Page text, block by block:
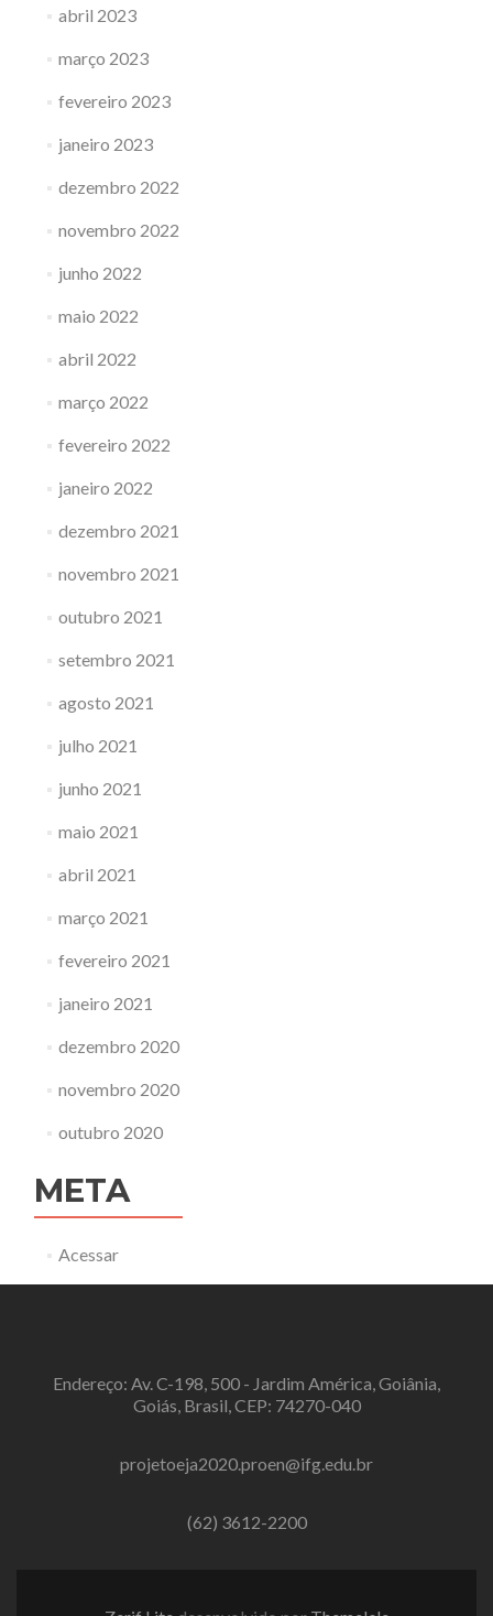
abril 2023
março 2023
fevereiro 2023
janeiro 2023
dezembro 2022
novembro 2022
junho 2022
maio 2022
abril 2022
março 2022
fevereiro 2022
janeiro 2022
dezembro 2021
novembro 2021
outubro 2021
setembro 2021
agosto 2021
julho 2021
junho 2021
maio 2021
abril 2021
março 2021
fevereiro 2021
janeiro 2021
dezembro 2020
novembro 2020
outubro 2020
META
Acessar
Endereço: Av. C-198, 500 - Jardim América, Goiânia,
Goiás, Brasil, CEP: 74270-040
projetoeja2020.proen@ifg.edu.br
(62) 3612-2200